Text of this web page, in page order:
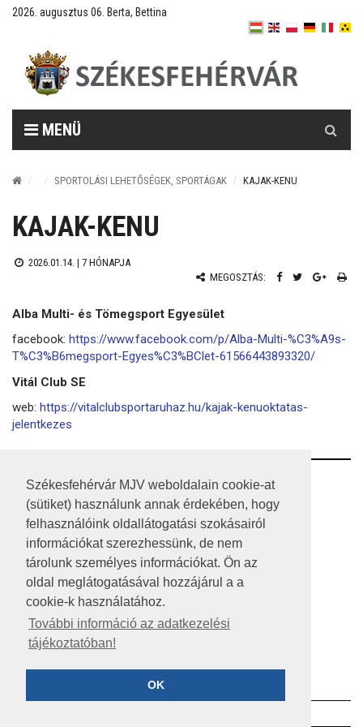
Székesfehérvár MJV weboldalain cookie-at
(sütiket) használunk annak érdekében, hogy
felhasználóink oldallátogatási szokásairól
információkat szerezhessünk, de nem
tárolunk személyes információkat. Ön az
oldal meglátogatásával hozzájárul a a
cookie-k használatához.
További információ az adatkezelési
tájékoztatóban!
OK
2026. augusztus 06. Berta, Bettina
MENÜ
SPORTOLÁSI LEHETŐSÉGEK, SPORTÁGAK KAJAK-KENU
KAJAK-KENU
2026.01.14. | 7 HÓNAPJA
MEGOSZTÁS:
Alba Multi- és Tömegsport Egyesület
facebook: https://www.facebook.com/p/Alba-Multi-%C3%A9s-
T%C3%B6megsport-Egyes%C3%BClet-61566443893320/
Vitál Club SE
web: https://vitalclubsportaruhaz.hu/kajak-kenuoktatas-
jelentkezes
RSS
A HONLAP 2017.03.31-I ÁLLAPOTA
JOGI NYILATKOZAT
IMPRESSZUM
KÖZÉRDEKŰ ADATOK